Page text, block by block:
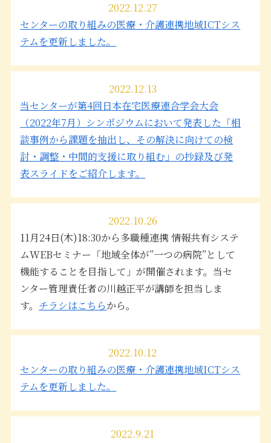
2022.12.27
センターの取り組みの医療・介護連携地域ICTシス
テムを更新しました。
2022.12.13
当センターが第4回日本在宅医療連合学会大会
（2022年7月）シンポジウムにおいて発表した「相
談事例から課題を抽出し、その解決に向けての検
討・調整・中間的支援に取り組む」の抄録及び発
表スライドをご紹介します。
2022.10.26
11月24日(木)18:30から多職種連携 情報共有システ
ムWEBセミナー「地域全体が”一つの病院”として
機能することを目指して」が開催されます。当セ
ンター管理責任者の川越正平が講師を担当しま
す。 チラシはこちらから。
2022.10.12
センターの取り組みの医療・介護連携地域ICTシス
テムを更新しました。
2022.9.21